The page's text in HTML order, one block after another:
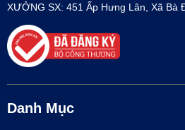
XƯỞNG SX: 451 Ấp Hưng Lân, Xã Bà
Danh Mục